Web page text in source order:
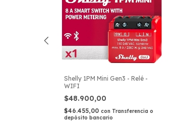
Shelly 1PM Mini Gen3 - Relé -
WIFI
$48.900,00
$46.455,00 con Transferencia o
depósito bancario